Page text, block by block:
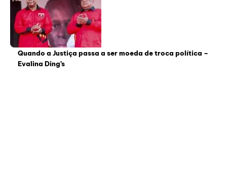
Quando a Justiça passa a ser moeda de troca política –
Evalina Ding’s